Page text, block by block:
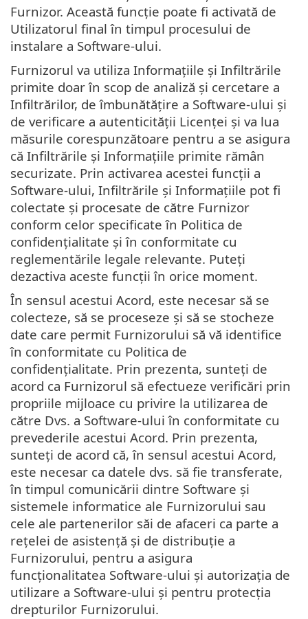
Furnizor. Această funcție poate fi activată de
Utilizatorul final în timpul procesului de
instalare a Software-ului.
Furnizorul va utiliza Informațiile și Infiltrările
primite doar în scop de analiză și cercetare a
Infiltrărilor, de îmbunătățire a Software-ului și
de verificare a autenticității Licenței și va lua
măsurile corespunzătoare pentru a se asigura
că Infiltrările și Informațiile primite rămân
securizate. Prin activarea acestei funcții a
Software-ului, Infiltrările și Informațiile pot fi
colectate și procesate de către Furnizor
conform celor specificate în Politica de
confidențialitate și în conformitate cu
reglementările legale relevante. Puteți
dezactiva aceste funcții în orice moment.
În sensul acestui Acord, este necesar să se
colecteze, să se proceseze și să se stocheze
date care permit Furnizorului să vă identifice
în conformitate cu Politica de
confidențialitate. Prin prezenta, sunteți de
acord ca Furnizorul să efectueze verificări prin
propriile mijloace cu privire la utilizarea de
către Dvs. a Software-ului în conformitate cu
prevederile acestui Acord. Prin prezenta,
sunteți de acord că, în sensul acestui Acord,
este necesar ca datele dvs. să fie transferate,
în timpul comunicării dintre Software și
sistemele informatice ale Furnizorului sau
cele ale partenerilor săi de afaceri ca parte a
rețelei de asistență și de distribuție a
Furnizorului, pentru a asigura
funcționalitatea Software-ului și autorizația de
utilizare a Software-ului și pentru protecția
drepturilor Furnizorului.